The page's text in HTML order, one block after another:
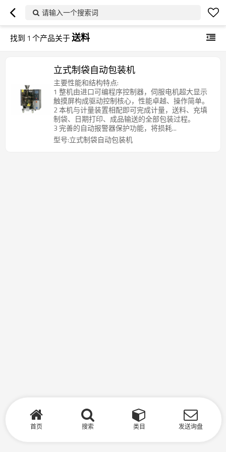
请输入一个搜索词
找到 1 个产品关于送料
立式制袋自动包装机
主要性能和结构特点:
1 整机由进口可编程序控制器，伺服电机超大显示
触摸屏构成驱动控制核心，性能卓越、操作简单。
2 本机与计量装置相配即可完成计量，送料、充填
制袋、日期打印、成品输送的全部包装过程。
3 完善的自动报警器保护功能，将损耗...
型号:立式制袋自动包装机
首页 搜索 类目 发送询盘